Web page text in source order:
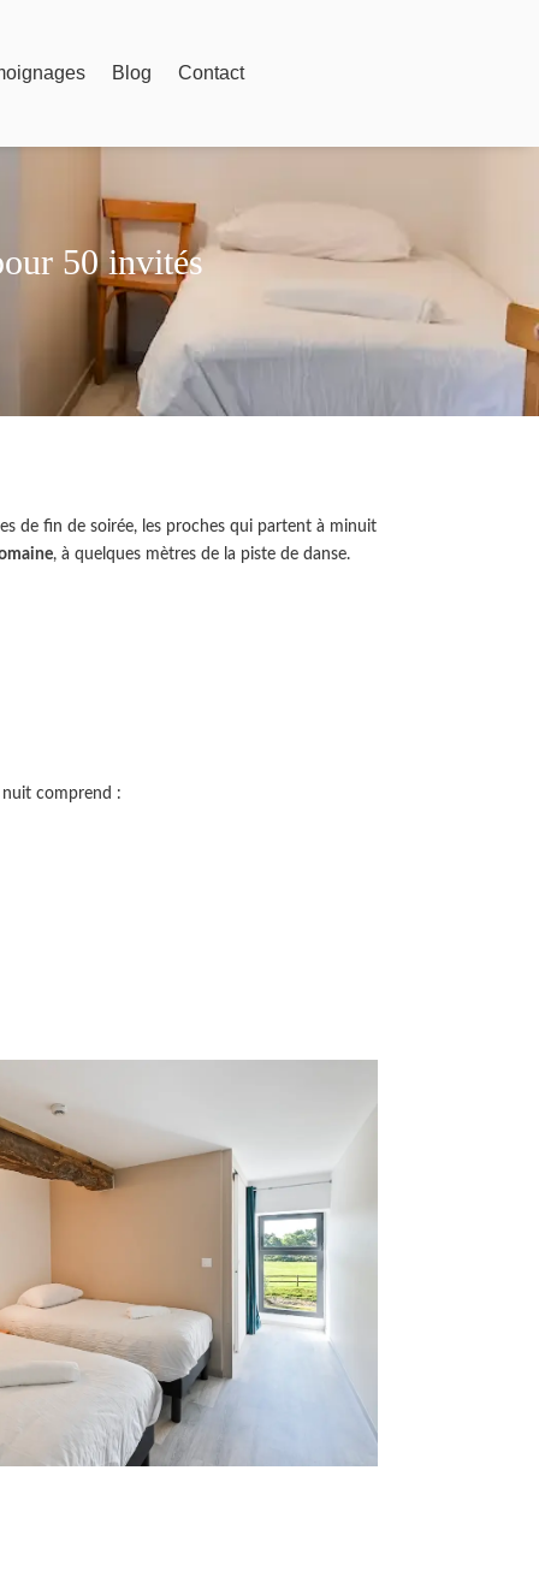
Blog Contact
50 invités
de fin de soirée, les proches qui partent à minuit
, à quelques mètres de la piste de danse.
nuit comprend :